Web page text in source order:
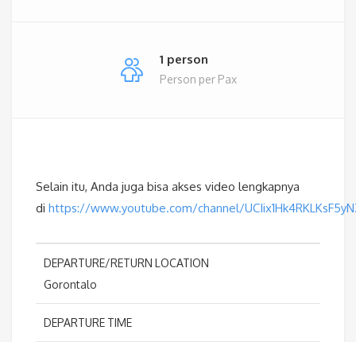
1 person
Person per Pax
Selain itu, Anda juga bisa akses video lengkapnya
di https://www.youtube.com/channel/
DEPARTURE/RETURN LOCATION
Gorontalo
DEPARTURE TIME